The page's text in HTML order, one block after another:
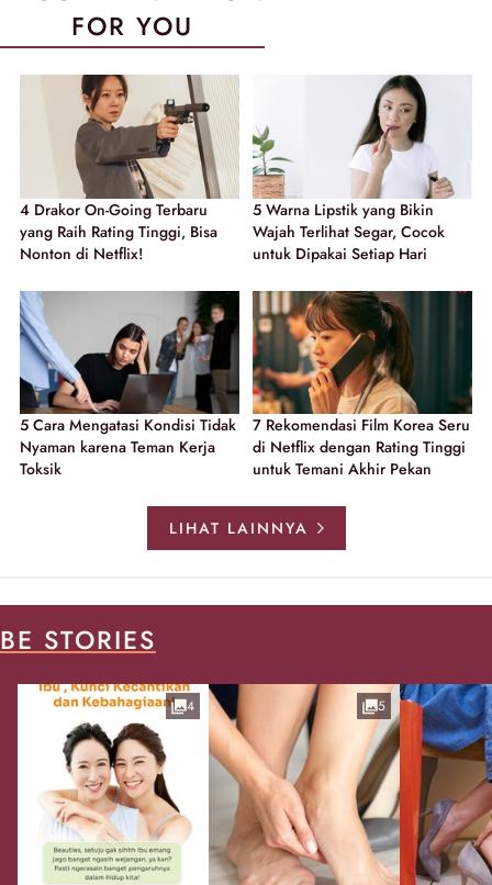
FOR YOU
4 Drakor On-Going Terbaru
yang Raih Rating Tinggi, Bisa
Nonton di Netflix!
5 Warna Lipstik yang Bikin
Wajah Terlihat Segar, Cocok
untuk Dipakai Setiap Hari
5 Cara Mengatasi Kondisi Tidak
Nyaman karena Teman Kerja
Toksik
7 Rekomendasi Film Korea Seru
di Netflix dengan Rating Tinggi
untuk Temani Akhir Pekan
LIHAT LAINNYA
BE STORIES
4 5